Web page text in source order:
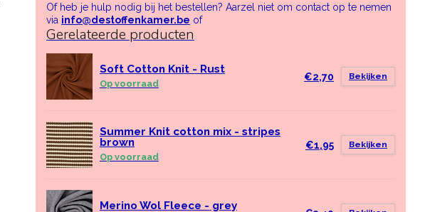
Of heb je hulp nodig bij het bestellen? Aarzel niet om contact op te nemen
via info@destoffenkamer.be of
Gerelateerde producten
Soft Cotton Knit - Rust
Op voorraad
€2,70 Bekijken
Summer Knit cotton mix - stripes
brown
Op voorraad
€1,95 Bekijken
Merino Wol Fleece - grey